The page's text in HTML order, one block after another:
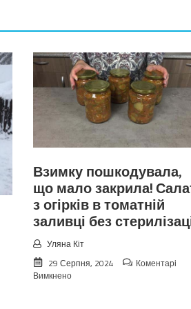
Взимку пошкодувала,
що мало закрила!
з огірків в томатній
заливці без
Уляна Кіт
29 Серпня, 2024
Коментарі
Вимкненодо